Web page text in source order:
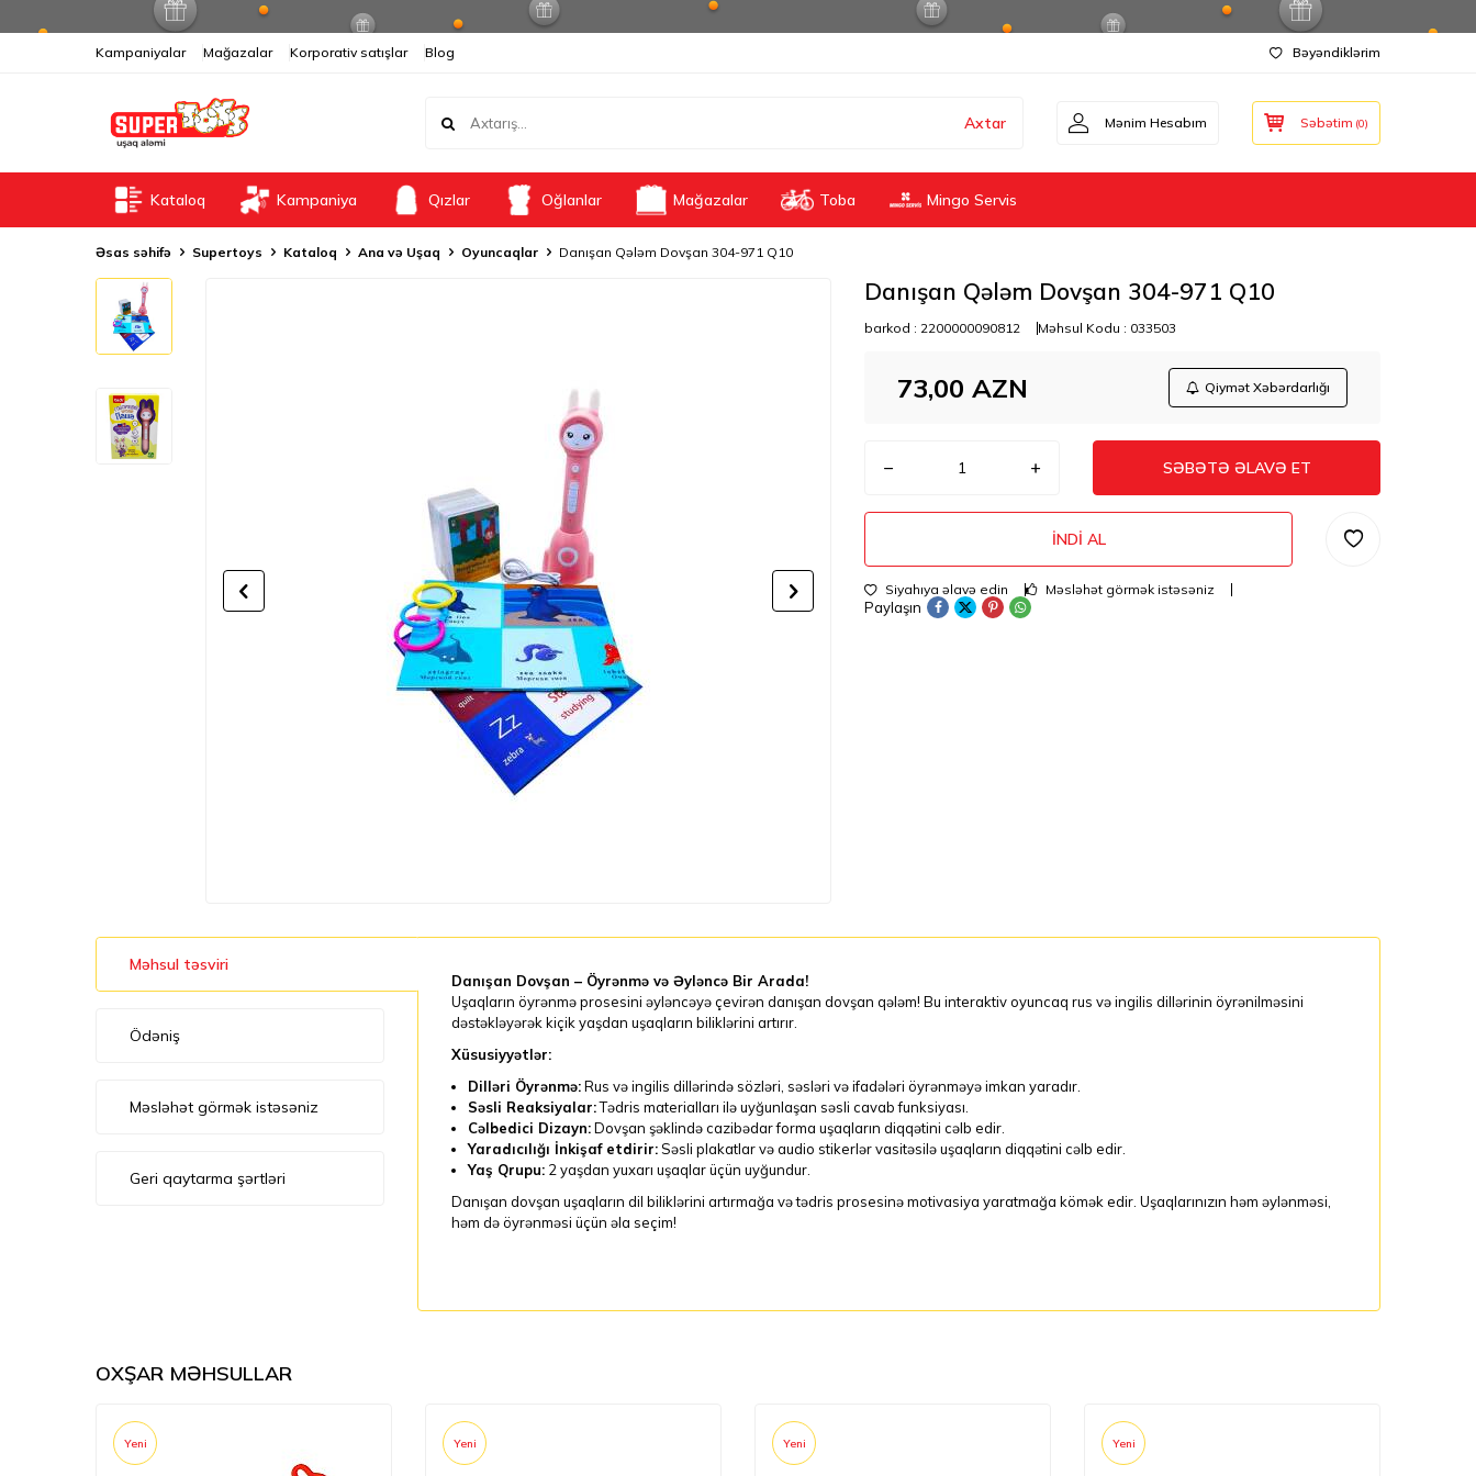
Kampaniyalar Mağazalar Korporativ satışlar Blog Bəyəndiklərim
Axtar Mənim Hesabım Səbətim (0)
Kataloq Kampaniya Qızlar Oğlanlar Mağazalar Toba Mingo Servis
Əsas səhifə Supertoys Kataloq Ana və Uşaq Oyuncaqlar Danışan Qələm Dovşan 304-971 Q10
Danışan Qələm Dovşan 304-971 Q10
barkod : 2200000090812 Məhsul Kodu : 033503
73,00 AZN Qiymət Xəbərdarlığı
SƏBƏTƏ ƏLAVƏ ET
İNDI AL
Siyahıya əlavə edin Məsləhət görmək istəsəniz
Paylaşın
Məhsul təsviri
Ödəniş
Məsləhət görmək istəsəniz
Geri qaytarma şərtləri
Danışan Dovşan – Öyrənmə və Əyləncə Bir Arada!
Uşaqların öyrənmə prosesini əyləncəyə çevirən danışan dovşan qələm! Bu interaktiv oyuncaq rus və ingilis dillərinin öyrənilməsini
dəstəkləyərək kiçik yaşdan uşaqların biliklərini artırır.
Xüsusiyyətlər:
Dilləri Öyrənmə:Rus və ingilis dillərində sözləri, səsləri və ifadələri öyrənməyə imkan yaradır.
Səsli Reaksiyalar:Tədris materialları ilə uyğunlaşan səsli cavab funksiyası.
Cəlbedici Dizayn:Dovşan şəklində cazibədar forma uşaqların diqqətini cəlb edir.
Yaradıcılığı İnkişaf etdirir:Səsli plakatlar və audio stikerlər vasitəsilə uşaqların diqqətini cəlb edir.
Yaş Qrupu:2 yaşdan yuxarı uşaqlar üçün uyğundur.
Danışan dovşan uşaqların dil biliklərini artırmağa və tədris prosesinə motivasiya yaratmağa kömək edir. Uşaqlarınızın həm əylənməsi,
həm də öyrənməsi üçün əla seçim!
OXŞAR MƏHSULLAR
Yeni Yeni Yeni Yeni